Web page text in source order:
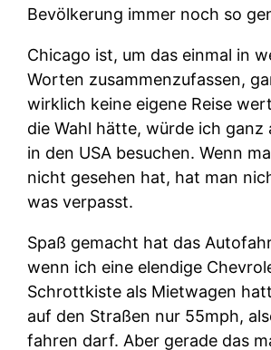
Bevölkerung immer noch so
Chicago ist, um das einmal in
Worten zusammenzufassen,
wirklich keine eigene Reise
die Wahl hätte, würde ich ganz
in den USA besuchen. Wenn
nicht gesehen hat, hat man
was verpasst.
Spaß gemacht hat das
wenn ich eine elendige
Schrottkiste als Mietwagen
auf den Straßen nur 55mph,
fahren darf. Aber gerade das